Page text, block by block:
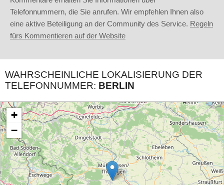
Telefonnummern, die Sie anrufen. Wir empfehlen Ihnen also
eine aktive Beteiligung an der Community des Service. Regeln
fürs Kommentieren auf der Website
WAHRSCHEINLICHE LOKALISIERUNG DER
TELEFONNUMMER: BERLIN